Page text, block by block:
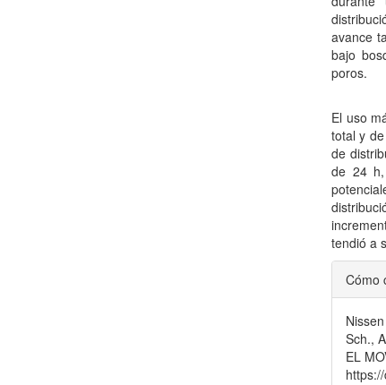
avance
bajo
poros.
El uso
total y
de
de 24
tendió a
del
Cómo
Sch.,
EL